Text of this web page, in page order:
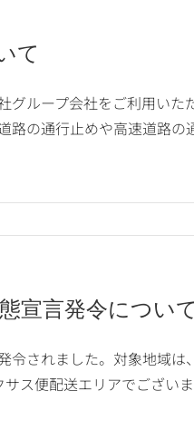
て
ループ会社をご利用い
の通行止めや高速道路
宣言発令について
されました。対象地域
便配送エリアでござい